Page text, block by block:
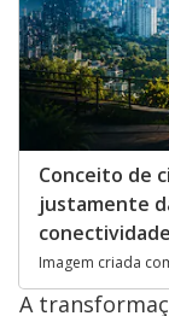
Conceito de
justamente
Imagem criada
A